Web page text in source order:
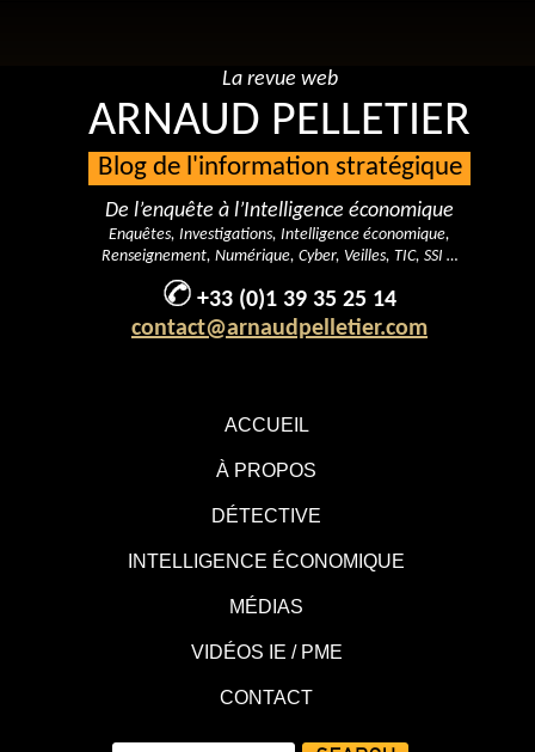
ACCUEIL
À PROPOS
DÉTECTIVE
INTELLIGENCE ÉCONOMIQUE
MÉDIAS
VIDÉOS IE / PME
CONTACT
La revue web
ARNAUD PELLETIER
Blog de l'information stratégique
De l’enquête à l’Intelligence économique
Enquêtes, Investigations, Intelligence économique,
Renseignement, Numérique, Cyber, Veilles, TIC, SSI …
+33 (0)1 39 35 25 14
contact@arnaudpelletier.com